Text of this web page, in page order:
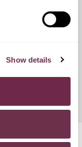
Show details